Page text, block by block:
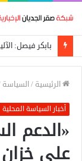
الرئيسية /السياسة
أخبار السياسة المحلية
«الدعم
على